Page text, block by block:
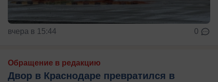
вчера в 15:44 0
Обращение в редакцию
Двор в Краснодаре превратился в